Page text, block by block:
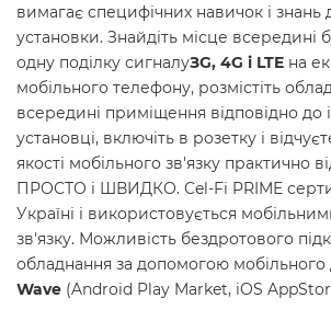
вимагає специфічних навичок і знань
установки. Знайдіть місце всередині
одну поділку сигналуЗG, 4G і LTE на
мобільного телефону, розмістіть
всередині приміщення відповідно до
установці, включіть в розетку і
якості мобільного зв'язку практично
ПРОСТО і ШВИДКО. Cel-Fi PRIME
Україні і використовується
зв'язку. Можливість бездротового
обладнання за допомогою мобільного
Wave (Android Play Market, iOS